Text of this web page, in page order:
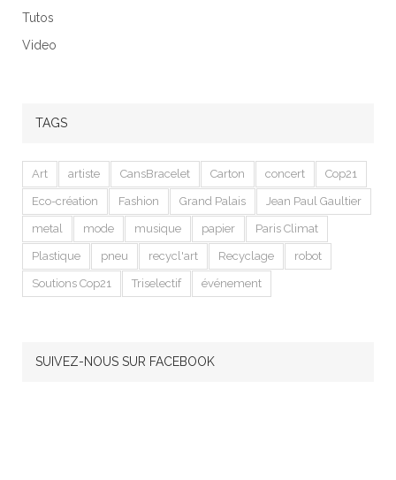
Tutos
Video
TAGS
Art artiste CansBracelet Carton concert Cop21
Eco-création Fashion Grand Palais Jean Paul Gaultier
metal mode musique papier Paris Climat
Plastique pneu recycl'art Recyclage robot
Soutions Cop21 Triselectif événement
SUIVEZ-NOUS SUR FACEBOOK